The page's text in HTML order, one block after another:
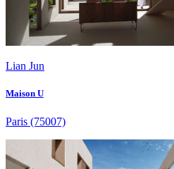
Lian Jun
Maison U
Paris (75007)